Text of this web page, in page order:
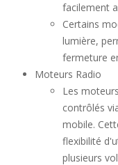
facilement
Certains
lumière,
fermeture
Moteurs Radio
Les
contrôlés
mobile.
flexibilité
plusieurs